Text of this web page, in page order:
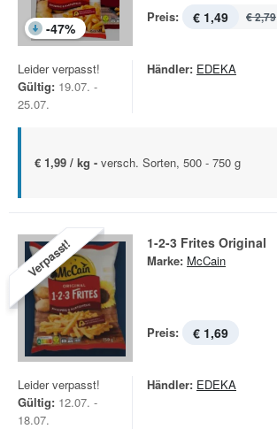
-47%
Preis: € 1,49 € 2,79
Leider verpasst!
Gültig: 19.07. -
25.07.
Händler: EDEKA
€ 1,99 / kg - versch. Sorten, 500 - 750 g
Verpasst! 1-2-3 Frites Original
Marke: McCain
Preis: € 1,69
Leider verpasst!
Gültig: 12.07. -
18.07.
Händler: EDEKA